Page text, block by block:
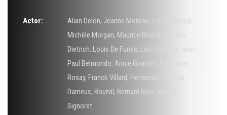
Actor: Alain Delon, Jeanne Moreau,
Michèle Morgan, Maurice Biraud
Dietrich, Louis De Funès, Lino Ventura
Jean-
Paul Belmondo, Annie Girardot
Rosay, Franck Villard, Fernandel
Darrieux, Bourvil, Bernard Blier
Signoret